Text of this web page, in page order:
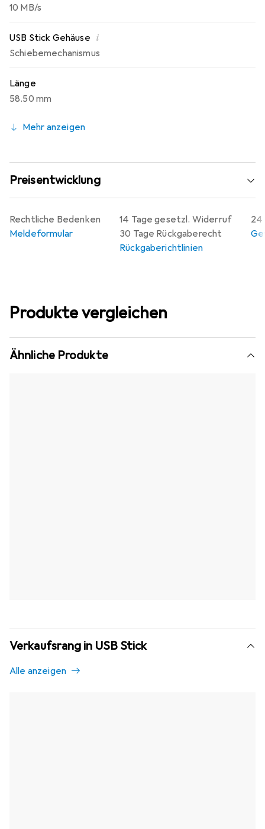
10 MB/s
USB Stick Gehäuse i
Schiebemechanismus
Länge
58.50 mm
Mehr anzeigen
Preisentwicklung
14 Tage gesetzl. Widerruf
30 Tage Rückgaberecht
Rückgaberichtlinien
24
Rechtliche Bedenken
Meldeformular
Produkte vergleichen
Ähnliche Produkte
Verkaufsrang in USB Stick
Alle anzeigen